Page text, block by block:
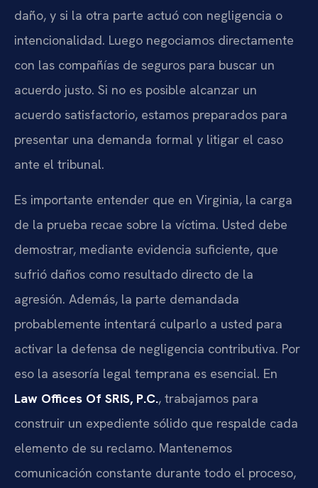
daño, y si la otra parte actuó con negligencia o
intencionalidad. Luego negociamos directamente
con las compañías de seguros para buscar un
acuerdo justo. Si no es posible alcanzar un
acuerdo satisfactorio, estamos preparados para
presentar una demanda formal y litigar el caso
ante el tribunal.
Es importante entender que en Virginia, la carga
de la prueba recae sobre la víctima. Usted debe
demostrar, mediante evidencia suficiente, que
sufrió daños como resultado directo de la
agresión. Además, la parte demandada
probablemente intentará culparlo a usted para
activar la defensa de negligencia contributiva. Por
eso la asesoría legal temprana es esencial. En
Law Offices Of SRIS, P.C., trabajamos para
construir un expediente sólido que respalde cada
elemento de su reclamo. Mantenemos
comunicación constante durante todo el proceso,